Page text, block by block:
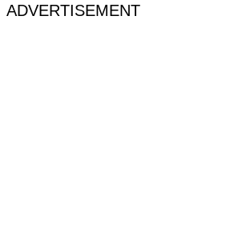
ADVERTISEMENT